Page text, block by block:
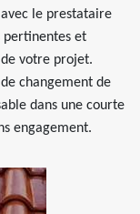
le prestataire
pertinentes et
votre projet.
changement de
dans une courte
engagement.